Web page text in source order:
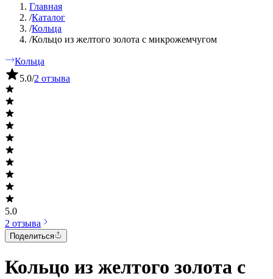
Главная
/Каталог
/Кольца
/Кольцо из желтого золота с микрожемчугом
Кольца
5.0/2 отзыва
5.0
2 отзыва
Поделиться
Кольцо из желтого золота с